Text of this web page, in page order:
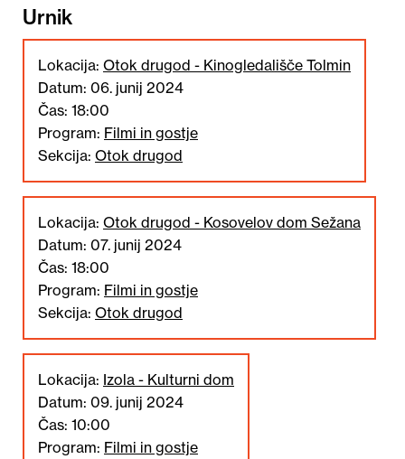
Urnik
Lokacija: Otok drugod - Kinogledališče Tolmin
Datum: 06. junij 2024
Čas: 18:00
Program: Filmi in gostje
Sekcija: Otok drugod
Lokacija: Otok drugod - Kosovelov dom Sežana
Datum: 07. junij 2024
Čas: 18:00
Program: Filmi in gostje
Sekcija: Otok drugod
Lokacija: Izola - Kulturni dom
Datum: 09. junij 2024
Čas: 10:00
Program: Filmi in gostje